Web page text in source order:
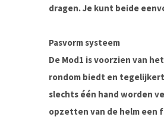
dragen. Je kunt beide
Pasvorm systeem
De Mod1 is voorzien van
rondom biedt en
slechts één hand worden
opzetten van de helm een